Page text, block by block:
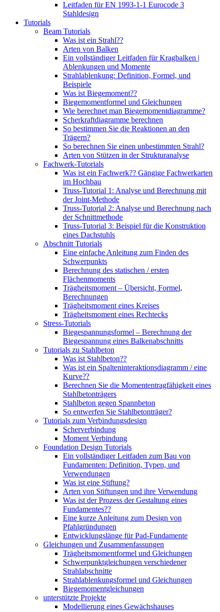
Leitfaden für EN 1993-1-1 Eurocode 3
Stahldesign
Tutorials
Beam Tutorials
Was ist ein Strahl??
Arten von Balken
Ein vollständiger Leitfaden für Kragbalken |
Ablenkungen und Momente
Strahlablenkung: Definition, Formel, und
Beispiele
Was ist Biegemoment??
Biegemomentformel und Gleichungen
Wie berechnet man Biegemomentdiagramme?
Scherkraftdiagramme berechnen
So bestimmen Sie die Reaktionen an den
Trägern?
So berechnen Sie einen unbestimmten Strahl?
Arten von Stützen in der Strukturanalyse
Fachwerk-Tutorials
Was ist ein Fachwerk?? Gängige Fachwerkarten
im Hochbau
Truss-Tutorial 1: Analyse und Berechnung mit
der Joint-Methode
Truss-Tutorial 2: Analyse und Berechnung nach
der Schnittmethode
Truss-Tutorial 3: Beispiel für die Konstruktion
eines Dachstuhls
Abschnitt Tutorials
Eine einfache Anleitung zum Finden des
Schwerpunkts
Berechnung des statischen / ersten
Flächenmoments
Trägheitsmoment – ​​Übersicht, Formel,
Berechnungen
Trägheitsmoment eines Kreises
Trägheitsmoment eines Rechtecks
Stress-Tutorials
Biegespannungsformel – Berechnung der
Biegespannung eines Balkenabschnitts
Tutorials zu Stahlbeton
Was ist Stahlbeton??
Was ist ein Spalteninteraktionsdiagramm / eine
Kurve??
Berechnen Sie die Momententragfähigkeit eines
Stahlbetonträgers
Stahlbeton gegen Spannbeton
So entwerfen Sie Stahlbetonträger?
Tutorials zum Verbindungsdesign
Scherverbindung
Moment Verbindung
Foundation Design Tutorials
Ein vollständiger Leitfaden zum Bau von
Fundamenten: Definition, Typen, und
Verwendungen
Was ist eine Stiftung?
Arten von Stiftungen und ihre Verwendung
Was ist der Prozess der Gestaltung eines
Fundamentes??
Eine kurze Anleitung zum Design von
Pfahlgründungen
Entwicklungslänge für Pad-Fundamente
Gleichungen und Zusammenfassungen
Trägheitsmomentformel und Gleichungen
Schwerpunktgleichungen verschiedener
Strahlabschnitte
Strahlablenkungsformel und Gleichungen
Biegemomentgleichungen
unterstützte Projekte
Modellierung eines Gewächshauses